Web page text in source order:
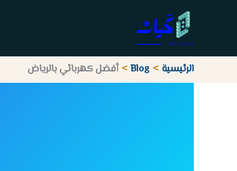
الرئيسية Blog أفضل كهربائي بالرياض